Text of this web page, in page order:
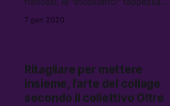
cubitali contro i femminicidi.
7 gen 2020
Ritagliare per mettere
insieme, l’arte del collage
secondo il collettivo Oltre